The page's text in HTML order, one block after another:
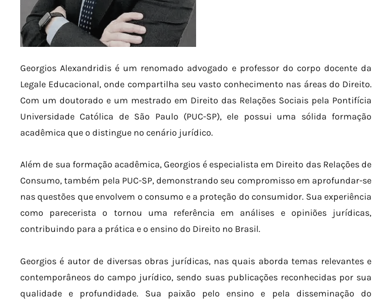
Georgios Alexandridis é um renomado advogado e professor do corpo docente da
Legale Educacional, onde compartilha seu vasto conhecimento nas áreas do Direito.
Com um doutorado e um mestrado em Direito das Relações Sociais pela Pontifícia
Universidade Católica de São Paulo (PUC-SP), ele possui uma sólida formação
acadêmica que o distingue no cenário jurídico.
Além de sua formação acadêmica, Georgios é especialista em Direito das Relações de
Consumo, também pela PUC-SP, demonstrando seu compromisso em aprofundar-se
nas questões que envolvem o consumo e a proteção do consumidor. Sua experiência
como parecerista o tornou uma referência em análises e opiniões jurídicas,
contribuindo para a prática e o ensino do Direito no Brasil.
Georgios é autor de diversas obras jurídicas, nas quais aborda temas relevantes e
contemporâneos do campo jurídico, sendo suas publicações reconhecidas por sua
qualidade e profundidade. Sua paixão pelo ensino e pela disseminação do